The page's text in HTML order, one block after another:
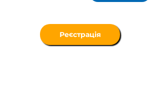
Реєстрація